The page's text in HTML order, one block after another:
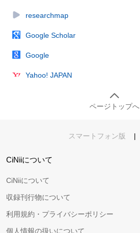
researchmap
Google Scholar
Google
Yahoo! JAPAN
ページトップへ
スマートフォン版 |
CiNiiについて
CiNiiについて
収録刊行物について
利用規約・プライバシーポリシー
個人情報の扱いについて